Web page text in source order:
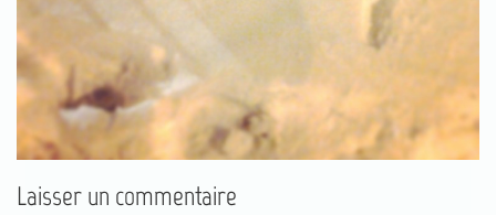
Laisser un commentaire